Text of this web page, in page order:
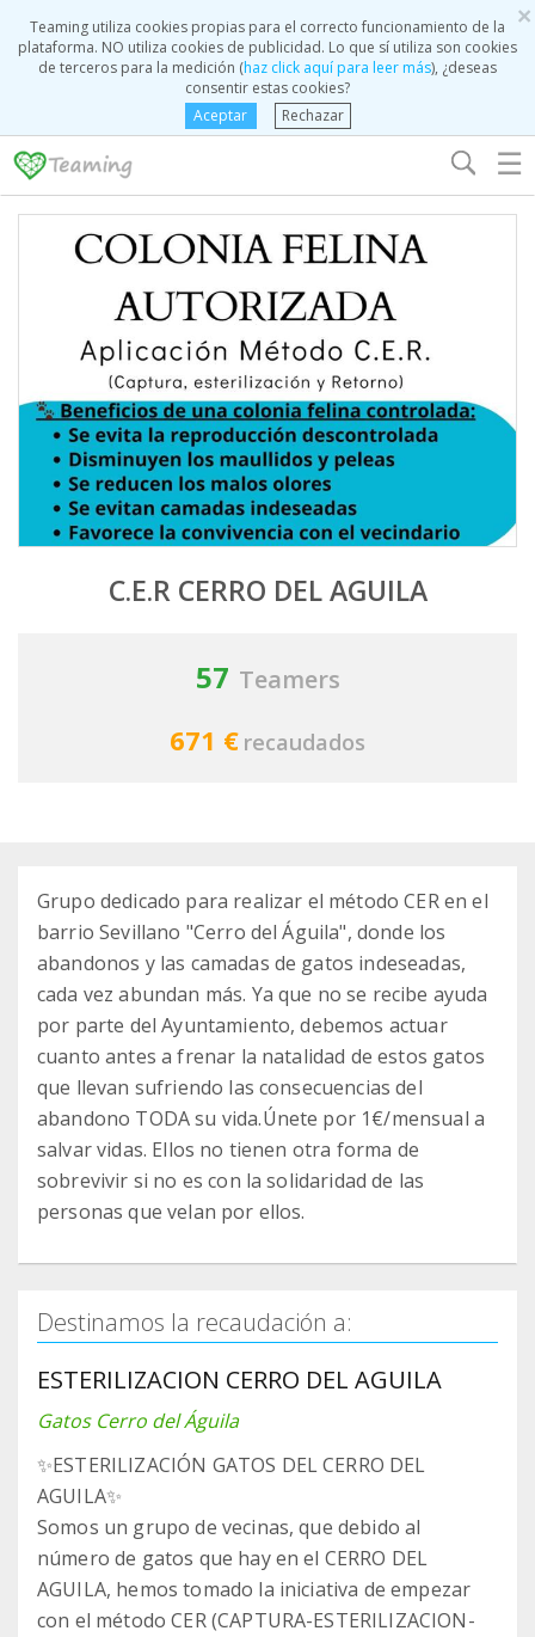
×
Teaming utiliza cookies propias para el correcto funcionamiento de la
plataforma. NO utiliza cookies de publicidad. Lo que sí utiliza son cookies
de terceros para la medición (haz click aquí para leer más), ¿deseas
consentir estas cookies?
Aceptar
Rechazar
☰
C.E.R CERRO DEL AGUILA
57 Teamers
671 € recaudados
Grupo dedicado para realizar el método CER en el
barrio Sevillano "Cerro del Águila", donde los
abandonos y las camadas de gatos indeseadas,
cada vez abundan más. Ya que no se recibe ayuda
por parte del Ayuntamiento, debemos actuar
cuanto antes a frenar la natalidad de estos gatos
que llevan sufriendo las consecuencias del
abandono TODA su vida.Únete por 1€/mensual a
salvar vidas. Ellos no tienen otra forma de
sobrevivir si no es con la solidaridad de las
personas que velan por ellos.
Destinamos la recaudación a:
ESTERILIZACION CERRO DEL AGUILA
Gatos Cerro del Águila
✨️ESTERILIZACIÓN GATOS DEL CERRO DEL
AGUILA✨️
Somos un grupo de vecinas, que debido al
número de gatos que hay en el CERRO DEL
AGUILA, hemos tomado la iniciativa de empezar
con el método CER (CAPTURA-ESTERILIZACION-